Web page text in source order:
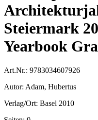
Steiermark
Yearbook
Art.Nr.: 9783034607926
Autor: Adam, Hubertus
Verlag/Ort: Basel 2010